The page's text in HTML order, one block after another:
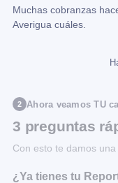
Muchas cobranzas
Averigua cuáles.
2 Ahora veamos TU
3 preguntas
Con esto te damos
¿Ya tienes tu